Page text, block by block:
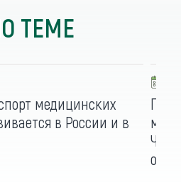
ТЕМЕ
медицинских
в России и в